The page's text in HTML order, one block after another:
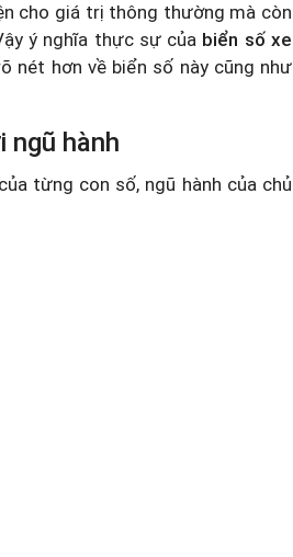
cho giá trị thông thường mà còn
ý nghĩa thực sự của biển số xe
nét hơn về biển số này cũng như
ngũ hành
từng con số, ngũ hành của chủ